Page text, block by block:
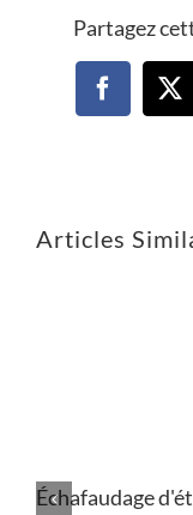
Partagez
Articles
Échafaudage